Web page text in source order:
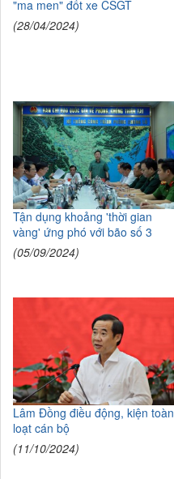
"ma men" đốt xe CSGT
(28/04/2024)
Tận dụng khoảng 'thời gian
vàng' ứng phó với bão số 3
(05/09/2024)
Lâm Đồng điều động, kiện toàn
loạt cán bộ
(11/10/2024)